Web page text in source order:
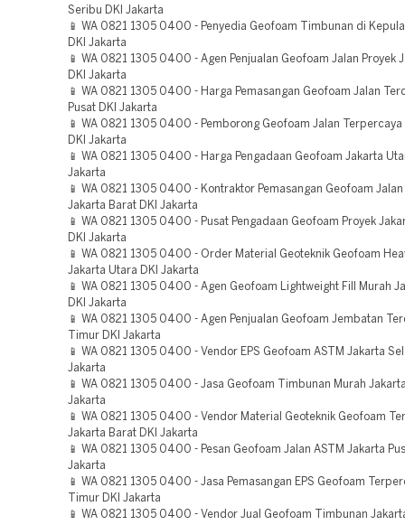
Seribu DKI Jakarta
📱 WA 0821 1305 0400 - Penyedia Geofoam Timbunan di
DKI Jakarta
📱 WA 0821 1305 0400 - Agen Penjualan Geofoam Jalan Proyek
DKI Jakarta
📱 WA 0821 1305 0400 - Harga Pemasangan Geofoam Jalan
Pusat DKI Jakarta
📱 WA 0821 1305 0400 - Pemborong Geofoam Jalan Terpercaya
DKI Jakarta
📱 WA 0821 1305 0400 - Harga Pengadaan Geofoam Jakarta
Jakarta
📱 WA 0821 1305 0400 - Kontraktor Pemasangan Geofoam Jalan
Jakarta Barat DKI Jakarta
📱 WA 0821 1305 0400 - Pusat Pengadaan Geofoam Proyek
DKI Jakarta
📱 WA 0821 1305 0400 - Order Material Geoteknik Geofoam
Jakarta Utara DKI Jakarta
📱 WA 0821 1305 0400 - Agen Geofoam Lightweight Fill Murah
DKI Jakarta
📱 WA 0821 1305 0400 - Agen Penjualan Geofoam Jembatan
Timur DKI Jakarta
📱 WA 0821 1305 0400 - Vendor EPS Geofoam ASTM Jakarta
Jakarta
📱 WA 0821 1305 0400 - Jasa Geofoam Timbunan Murah
Jakarta
📱 WA 0821 1305 0400 - Vendor Material Geoteknik Geofoam
Jakarta Barat DKI Jakarta
📱 WA 0821 1305 0400 - Pesan Geofoam Jalan ASTM Jakarta
Jakarta
📱 WA 0821 1305 0400 - Jasa Pemasangan EPS Geofoam
Timur DKI Jakarta
📱 WA 0821 1305 0400 - Vendor Jual Geofoam Timbunan